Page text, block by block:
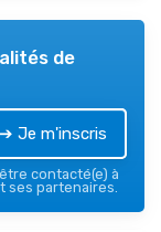
de
➔ Je m'inscris
contacté(e) à
ses partenaires.